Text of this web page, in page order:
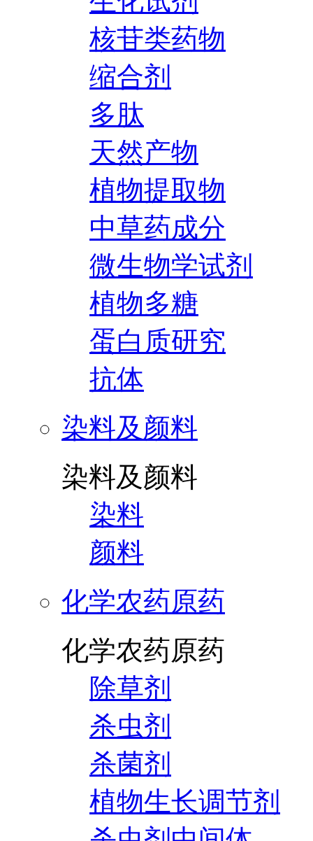
核苷类药物
缩合剂
多肽
天然产物
植物提取物
中草药成分
微生物学试剂
植物多糖
蛋白质研究
抗体
染料及颜料
染料及颜料
染料
颜料
化学农药原药
化学农药原药
除草剂
杀虫剂
杀菌剂
植物生长调节剂